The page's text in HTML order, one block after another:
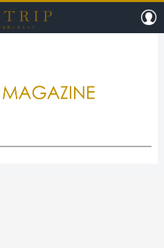
HISTRIP（